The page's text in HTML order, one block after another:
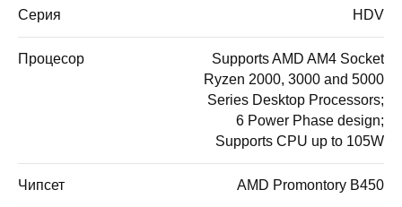
Серия HDV
Процесор
Supports AMD AM4 Socket
Ryzen 2000, 3000 and 5000
Series Desktop Processors;
6 Power Phase design;
Supports CPU up to 105W
Чипсет AMD Promontory B450